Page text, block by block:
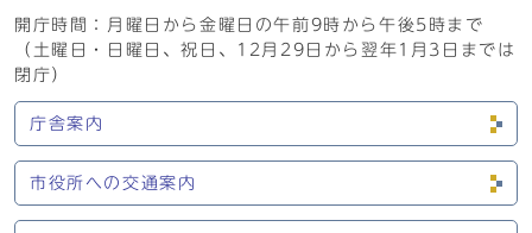
開庁時間：月曜日から金曜日の午前9時から午後5時まで
（土曜日・日曜日、祝日、12月29日から翌年1月3日までは
閉庁）
庁舎案内
市役所への交通案内